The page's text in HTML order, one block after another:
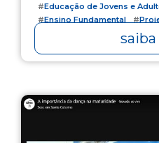
#Educação de Jovens e
#Ensino Fundamental #